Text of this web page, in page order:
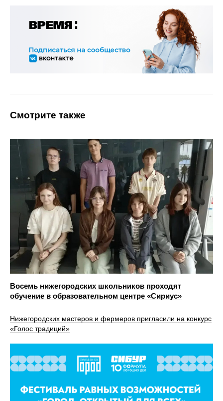
Смотрите также
Восемь нижегородских школьников проходят
обучение в образовательном центре «Сириус»
Нижегородских мастеров и фермеров пригласили на конкурс
«Голос традиций»